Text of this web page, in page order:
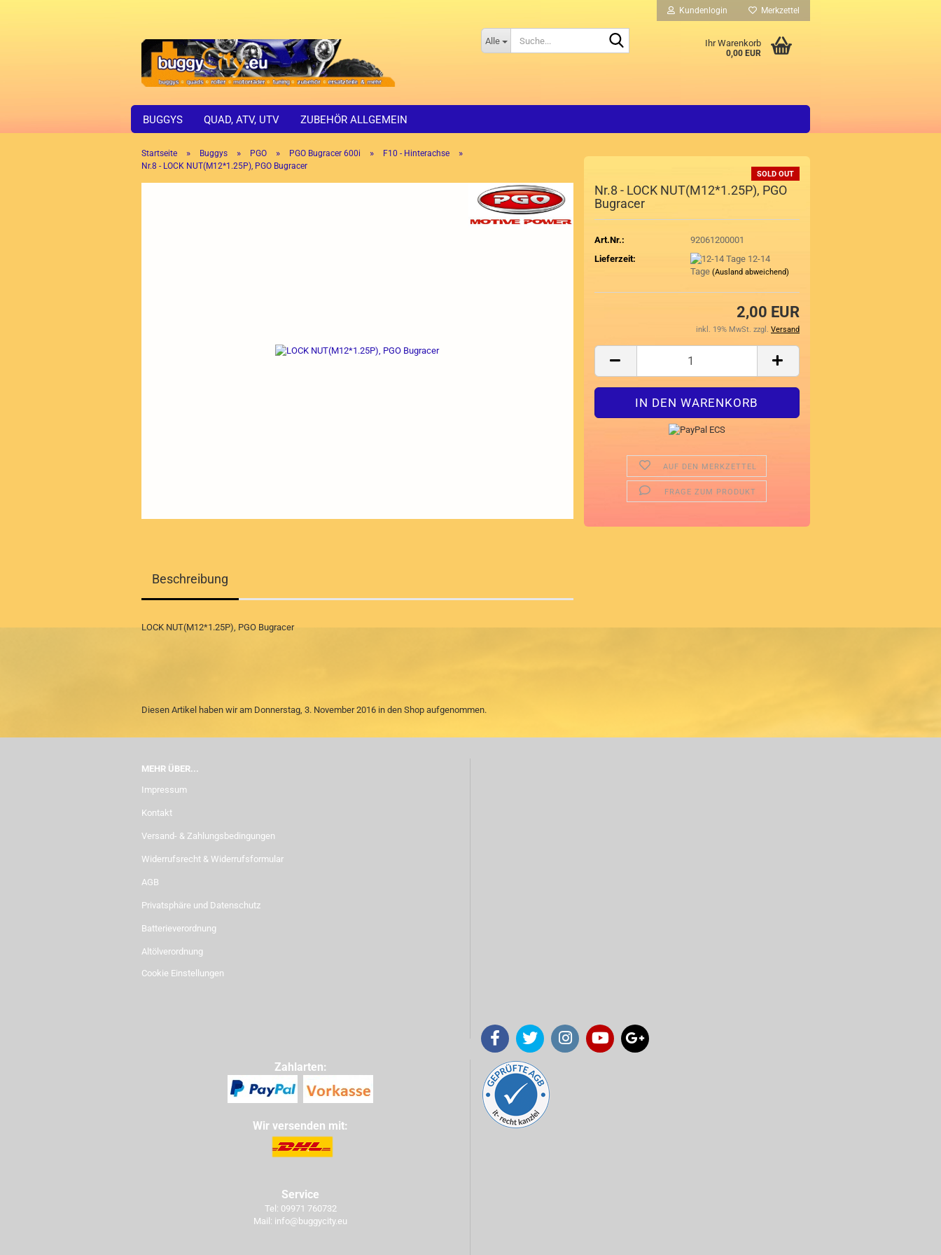
Kundenlogin Merkzettel
Alle
Ihr Warenkorb
0,00 EUR
BUGGYS QUAD, ATV, UTV ZUBEHÖR ALLGEMEIN
Startseite » Buggys » PGO » PGO Bugracer 600i » F10 - Hinterachse »
Nr.8 - LOCK NUT(M12*1.25P), PGO Bugracer
SOLD OUT
Nr.8 - LOCK NUT(M12*1.25P), PGO
Bugracer
Art.Nr.:
92061200001
Lieferzeit:
12-14
Tage (Ausland abweichend)
2,00 EUR
inkl. 19% MwSt. zzgl. Versand
AUF DEN MERKZETTEL
FRAGE ZUM PRODUKT
Beschreibung
LOCK NUT(M12*1.25P), PGO Bugracer
Diesen Artikel haben wir am Donnerstag, 3. November 2016 in den Shop aufgenommen.
MEHR ÜBER...
Impressum
Kontakt
Versand- & Zahlungsbedingungen
Widerrufsrecht & Widerrufsformular
AGB
Privatsphäre und Datenschutz
Batterieverordnung
Altölverordnung
Cookie Einstellungen
Zahlarten:
Wir versenden mit:
Service
Tel: 09971 760732
Mail: info@buggycity.eu